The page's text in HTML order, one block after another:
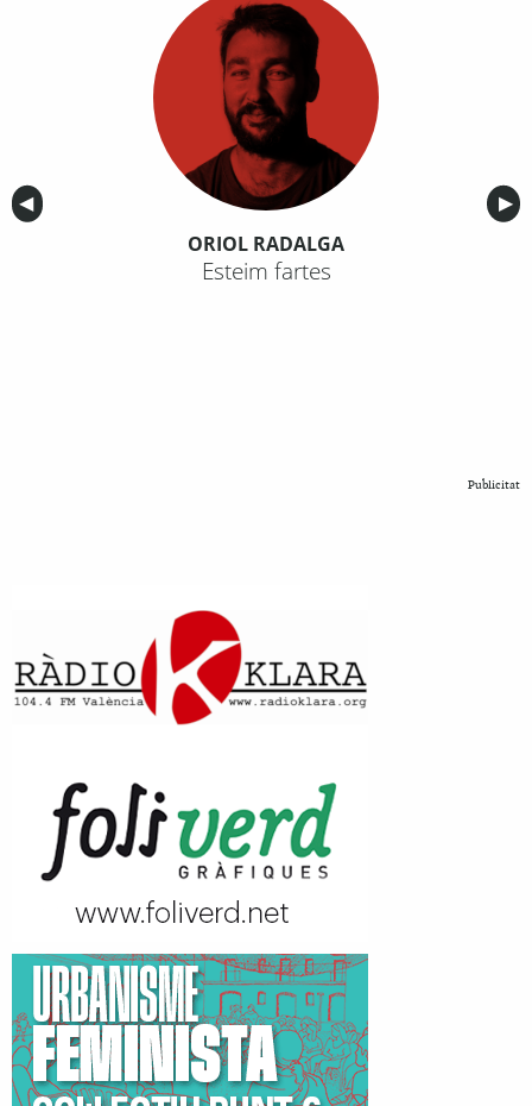
Anterior
◀︎ ▶︎
ORIOL RADALGA
Esteim fartes
Publicitat